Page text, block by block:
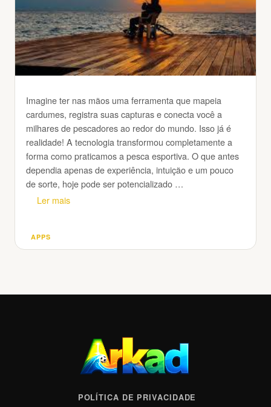
Imagine ter nas mãos uma ferramenta que mapeia
cardumes, registra suas capturas e conecta você a
milhares de pescadores ao redor do mundo. Isso já é
realidade! A tecnologia transformou completamente a
forma como praticamos a pesca esportiva. O que antes
dependia apenas de experiência, intuição e um pouco
de sorte, hoje pode ser potencializado …
Ler mais
Categorias
APPS
POLÍTICA DE PRIVACIDADE